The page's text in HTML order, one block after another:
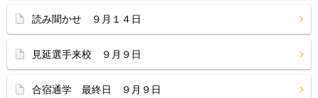
読み聞かせ ９月１４日
見延選手来校 ９月９日
合宿通学 最終日 ９月９日